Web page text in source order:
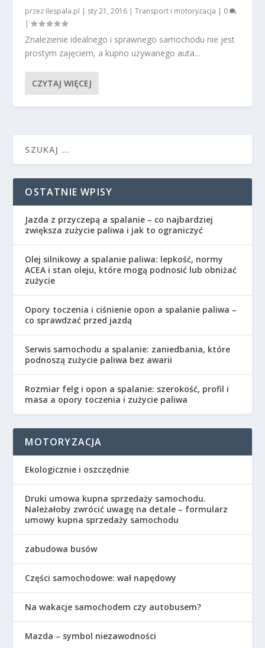
przez ilespala.pl | sty 21, 2016 |Transport i motoryzacja | 0
|
Znalezienie idealnego i sprawnego samochodu nie jest
prostym zajęciem, a kupno używanego auta...
CZYTAJ WIĘCEJ
OSTATNIE WPISY
Jazda z przyczepą a spalanie – co najbardziej
zwiększa zużycie paliwa i jak to ograniczyć
Olej silnikowy a spalanie paliwa: lepkość, normy
ACEA i stan oleju, które mogą podnosić lub obniżać
zużycie
Opory toczenia i ciśnienie opon a spalanie paliwa –
co sprawdzać przed jazdą
Serwis samochodu a spalanie: zaniedbania, które
podnoszą zużycie paliwa bez awarii
Rozmiar felg i opon a spalanie: szerokość, profil i
masa a opory toczenia i zużycie paliwa
MOTORYZACJA
Ekologicznie i oszczędnie
Druki umowa kupna sprzedaży samochodu.
Należałoby zwrócić uwagę na detale – formularz
umowy kupna sprzedaży samochodu
zabudowa busów
Części samochodowe: wał napędowy
Na wakacje samochodem czy autobusem?
Mazda – symbol niezawodności